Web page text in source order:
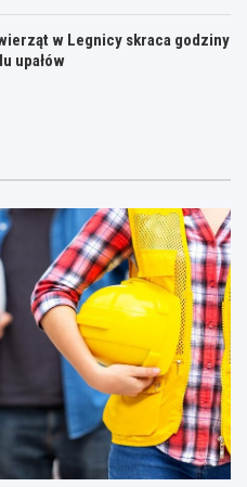
w Legnicy skraca godziny
upałów